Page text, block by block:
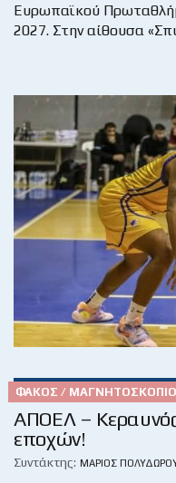
Ευρωπαϊκού
2027. Στην αίθουσα
ΦΑΚΌΣ / ΜΑΓΝΗΤΟΣΚΌΠΙΟ
ΑΠΟΕΛ –
εποχών!
Συντάκτης: ΜΆΡΙΟΣ